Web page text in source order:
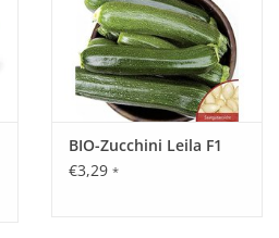
BIO-Zucchini Leila F1
€3,29 *